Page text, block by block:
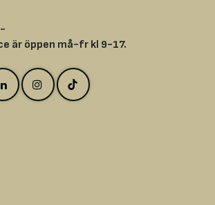
är öppen må-fr kl 9-17.